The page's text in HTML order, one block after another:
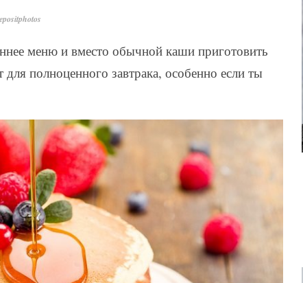
меню и вместо обычной каши приготовить
полноценного завтрака, особенно если ты